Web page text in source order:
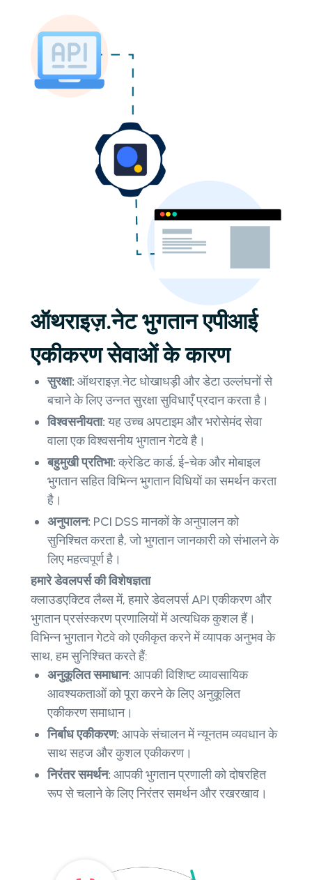
ऑथराइज़.नेट भुगतान एपीआई
एकीकरण सेवाओं के कारण
सुरक्षा: ऑथराइज़.नेट धोखाधड़ी और डेटा उल्लंघनों से
बचाने के लिए उन्नत सुरक्षा सुविधाएँ प्रदान करता है।
विश्वसनीयता:यह उच्च अपटाइम और भरोसेमंद सेवा
वाला एक विश्वसनीय भुगतान गेटवे है।
बहुमुखी प्रतिभा:क्रेडिट कार्ड, ई-चेक और मोबाइल
भुगतान सहित विभिन्न भुगतान विधियों का समर्थन करता
है।
अनुपालन: PCI DSS मानकों के अनुपालन को
सुनिश्चित करता है, जो भुगतान जानकारी को संभालने के
लिए महत्वपूर्ण है।
हमारे डेवलपर्स की विशेषज्ञता
क्लाउडएक्टिव लैब्स में, हमारे डेवलपर्स API एकीकरण और
भुगतान प्रसंस्करण प्रणालियों में अत्यधिक कुशल हैं।
विभिन्न भुगतान गेटवे को एकीकृत करने में व्यापक अनुभव के
साथ, हम सुनिश्चित करते हैं:
अनुकूलित समाधान: आपकी विशिष्ट व्यावसायिक
आवश्यकताओं को पूरा करने के लिए अनुकूलित
एकीकरण समाधान।
निर्बाध एकीकरण: आपके संचालन में न्यूनतम व्यवधान के
साथ सहज और कुशल एकीकरण।
निरंतर समर्थन: आपकी भुगतान प्रणाली को दोषरहित
रूप से चलाने के लिए निरंतर समर्थन और रखरखाव।